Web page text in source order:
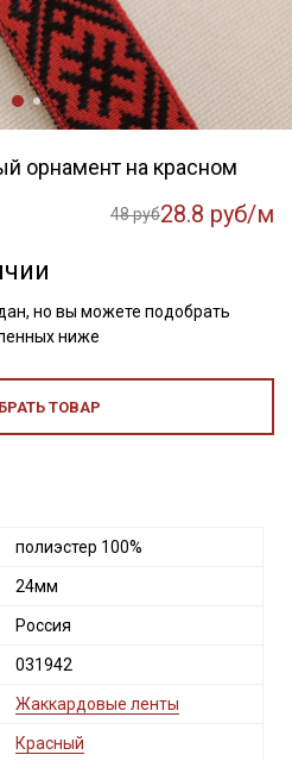
орнамент на красном
48 руб28.8 руб/м
но вы можете подобрать
ниже
ТОВАР
полиэстер 100%
24мм
Россия
031942
Жаккардовые ленты
Красный